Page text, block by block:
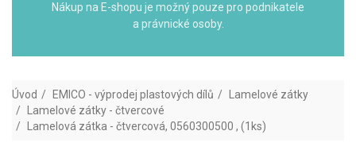
Nákup na E-shopu je možný pouze pro podnikatele
a právnické osoby.
Úvod EMICO - výprodej plastových dílů
Lamelové zátky
Lamelové zátky - čtvercové
Lamelová zátka - čtvercová, 0560300500 , (1ks)